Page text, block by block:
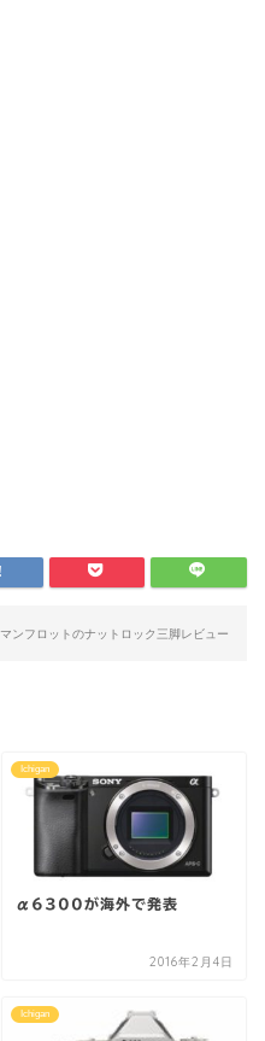
マンフロットのナットロック三脚レビュー
Ichigan
α6300が海外で発表
2016年2月4日
Ichigan